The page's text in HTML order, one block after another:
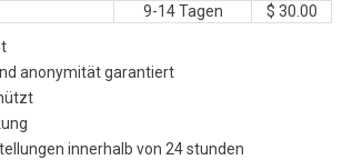
9-14 Tagen
$ 30.00
anonymität garantiert
innerhalb von 24 stunden